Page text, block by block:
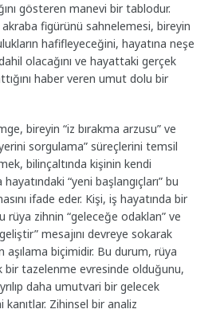
gösteren manevi bir tablodur.
figürünü sahnelemesi, bireyin
hafifleyeceğini, hayatına neşe
olacağını ve hayattaki gerçek
haber veren umut dolu bir
bireyin “iz bırakma arzusu” ve
sorgulama” süreçlerini temsil
bilinçaltında kişinin kendi
“yeni başlangıçları” bu
ifade eder. Kişi, iş hayatında bir
rüya zihnin “geleceğe odaklan” ve
geliştir” mesajını devreye sokarak
aşılama biçimidir. Bu durum, rüya
bir tazelenme evresinde olduğunu,
daha umutvari bir gelecek
Zihinsel bir analiz